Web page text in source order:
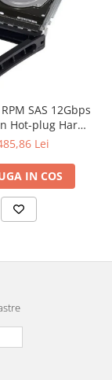
SAS 12Gbps
Hot-plug Hard
CKLei
IN COS